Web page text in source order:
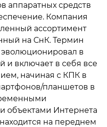
аппаратных средств
Компания
ассортимент
на СнК. Термин
эволюционировал в
и включает в себя все
начиная с КПК в
планшетов в
объектами Интернета
на переднем